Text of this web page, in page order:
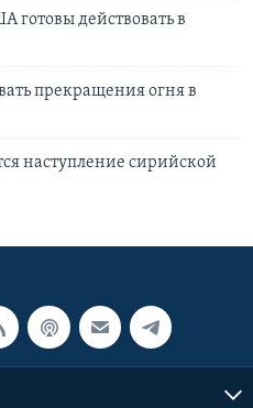
готовы действовать в
прекращения огня в
наступление сирийской